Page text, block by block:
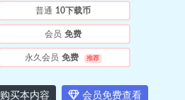
普通 10下载币
会员 免费
永久会员 免费 推荐
购买本内容 会员免费查看